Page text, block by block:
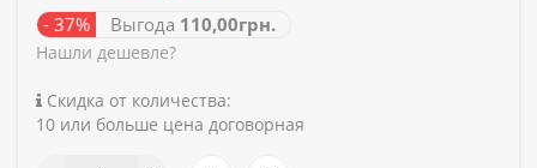
- 37% Выгода 110,00грн.
Нашли дешевле?
Скидка от количества:
10 или больше цена договорная